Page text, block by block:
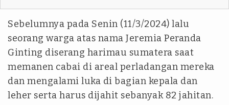
Sebelumnya pada Senin (11/3/2024) lalu
seorang warga atas nama Jeremia Peranda
Ginting diserang harimau sumatera saat
memanen cabai di areal perladangan mereka
dan mengalami luka di bagian kepala dan
leher serta harus dijahit sebanyak 82 jahitan.